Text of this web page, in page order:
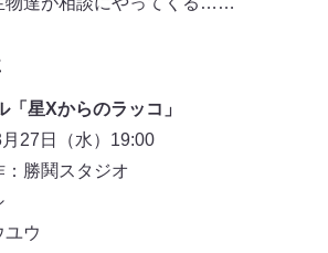
星Xからのラッコ」
27日（水）19:00
勝鬨スタジオ
ユウ